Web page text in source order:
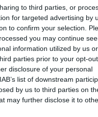
to third parties, or
for targeted advertising by
to confirm your selection.
you may continue
information utilized by us or
parties prior to your opt-
disclosure of your personal
list of downstream
by us to third parties on
may further disclose it to
nie odpuści. Mamy
sięgały 40 st. C,
nie potrwa ono
cieplejsze będą
w rozmowie z
Meteorologii i